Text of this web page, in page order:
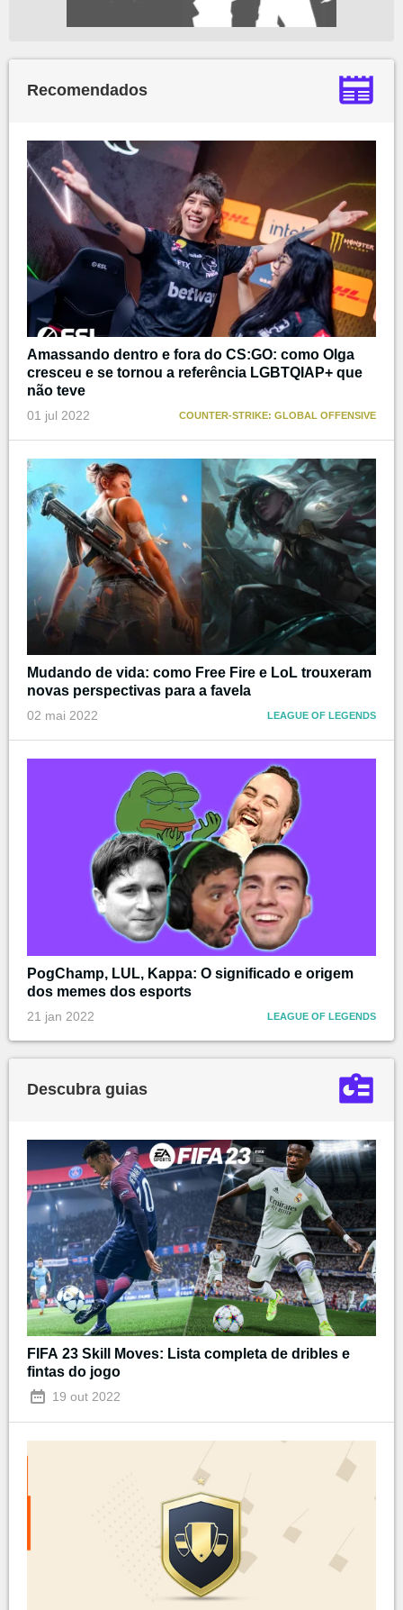
Recomendados
Amassando dentro e fora do CS:GO: como Olga
cresceu e se tornou a referência LGBTQIAP+ que
não teve
01 jul 2022 COUNTER-STRIKE: GLOBAL OFFENSIVE
Mudando de vida: como Free Fire e LoL trouxeram
novas perspectivas para a favela
02 mai 2022 LEAGUE OF LEGENDS
PogChamp, LUL, Kappa: O significado e origem
dos memes dos esports
21 jan 2022 LEAGUE OF LEGENDS
Descubra guias
FIFA 23 Skill Moves: Lista completa de dribles e
fintas do jogo
19 out 2022